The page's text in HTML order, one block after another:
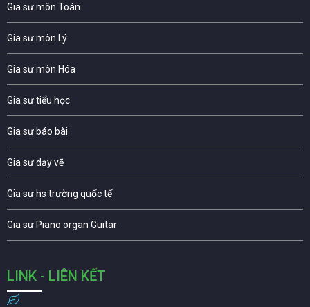
Gia sư môn Toán
Gia sư môn Lý
Gia sư môn Hóa
Gia sư tiểu học
Gia sư báo bài
Gia sư dạy vẽ
Gia sư hs trường quốc tế
Gia sư Piano organ Guitar
LINK - LIÊN KẾT